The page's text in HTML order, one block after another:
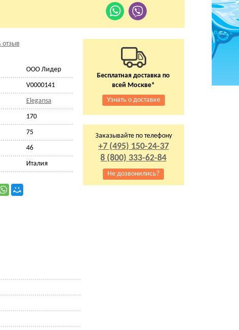
отзыв
ООО Лидер
V0000141
Elegansa
170
75
46
Италия
Бесплатная доставка по
всей Москве*
Узнать о доставке
Заказывайте по телефону
+7 (495) 150-24-37
8 (800) 333-62-84
Не дозвонились?